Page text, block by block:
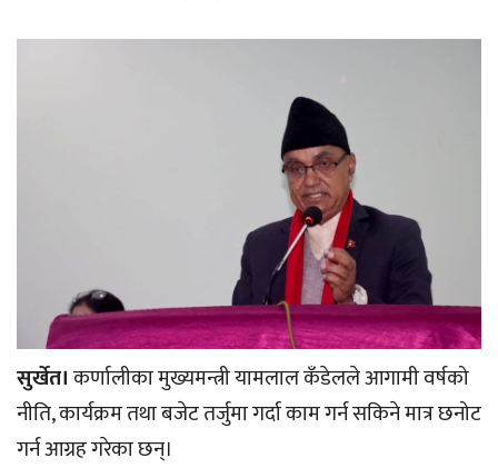
सुर्खेत।कर्णालीका मुख्यमन्त्री यामलाल कँडेलले आगामी वर्षको
नीति, कार्यक्रम तथा बजेट तर्जुमा गर्दा काम गर्न सकिने मात्र छनोट
गर्न आग्रह गरेका छन्।